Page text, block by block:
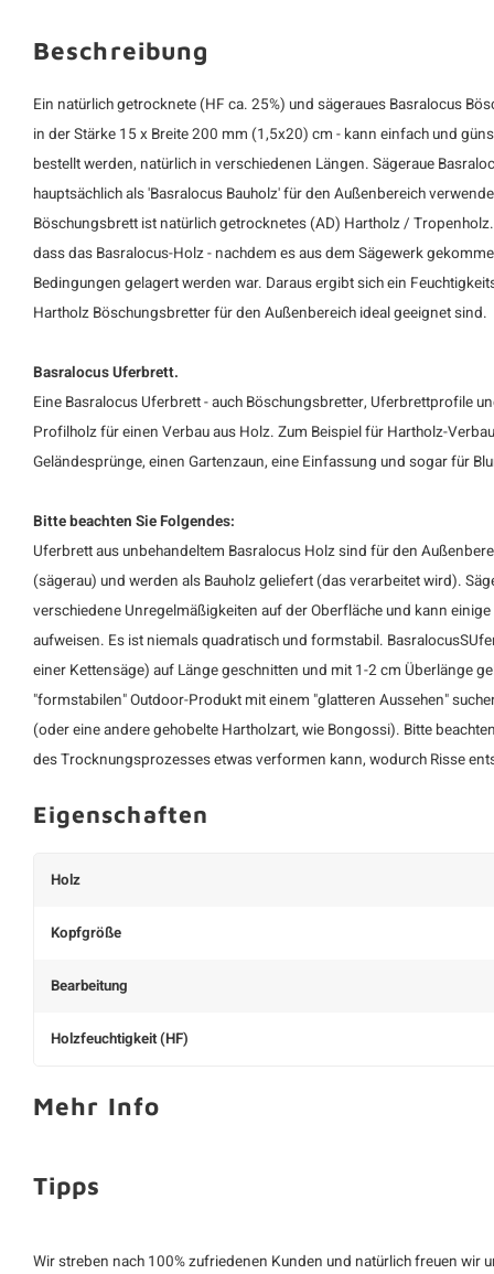
Beschreibung
Ein natürlich getrocknete (HF ca. 25%) und sägeraues Basralocus
in der Stärke 15 x Breite 200 mm (1,5x20) cm - kann einfach und
bestellt werden, natürlich in verschiedenen Längen. Sägeraue
hauptsächlich als 'Basralocus Bauholz' für den Außenbereich
Böschungsbrett ist natürlich getrocknetes (AD) Hartholz / Tropenholz
dass das Basralocus-Holz - nachdem es aus dem Sägewerk
Bedingungen gelagert werden war. Daraus ergibt sich ein
Hartholz Böschungsbretter für den Außenbereich ideal geeignet sind.
Basralocus Uferbrett.
Eine Basralocus Uferbrett - auch Böschungsbretter, Uferbrettprofile
Profilholz für einen Verbau aus Holz. Zum Beispiel für Hartholz-
Geländesprünge, einen Gartenzaun, eine Einfassung und sogar für
Bitte beachten Sie Folgendes:
Uferbrett aus unbehandeltem Basralocus Holz sind für den
(sägerau) und werden als Bauholz geliefert (das verarbeitet wird).
verschiedene Unregelmäßigkeiten auf der Oberfläche und kann
aufweisen. Es ist niemals quadratisch und formstabil.
einer Kettensäge) auf Länge geschnitten und mit 1-2 cm Überlänge
"formstabilen" Outdoor-Produkt mit einem "glatteren Aussehen"
(oder eine andere gehobelte Hartholzart, wie Bongossi). Bitte
des Trocknungsprozesses etwas verformen kann, wodurch Risse
Eigenschaften
Holz
Kopfgröße
Bearbeitung
Holzfeuchtigkeit (HF)
Mehr Info
Tipps
Wir streben nach 100% zufriedenen Kunden und natürlich freuen wir